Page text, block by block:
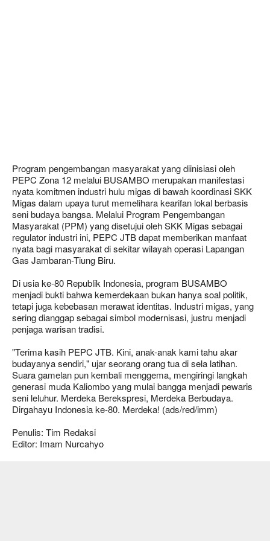
Program pengembangan masyarakat yang diinisiasi oleh
PEPC Zona 12 melalui BUSAMBO merupakan manifestasi
nyata komitmen industri hulu migas di bawah koordinasi SKK
Migas dalam upaya turut memelihara kearifan lokal berbasis
seni budaya bangsa. Melalui Program Pengembangan
Masyarakat (PPM) yang disetujui oleh SKK Migas sebagai
regulator industri ini, PEPC JTB dapat memberikan manfaat
nyata bagi masyarakat di sekitar wilayah operasi Lapangan
Gas Jambaran-Tiung Biru.
Di usia ke-80 Republik Indonesia, program BUSAMBO
menjadi bukti bahwa kemerdekaan bukan hanya soal politik,
tetapi juga kebebasan merawat identitas. Industri migas, yang
sering dianggap sebagai simbol modernisasi, justru menjadi
penjaga warisan tradisi.
"Terima kasih PEPC JTB. Kini, anak-anak kami tahu akar
budayanya sendiri," ujar seorang orang tua di sela latihan.
Suara gamelan pun kembali menggema, mengiringi langkah
generasi muda Kaliombo yang mulai bangga menjadi pewaris
seni leluhur. Merdeka Berekspresi, Merdeka Berbudaya.
Dirgahayu Indonesia ke-80. Merdeka! (ads/red/imm)
Penulis: Tim Redaksi
Editor: Imam Nurcahyo